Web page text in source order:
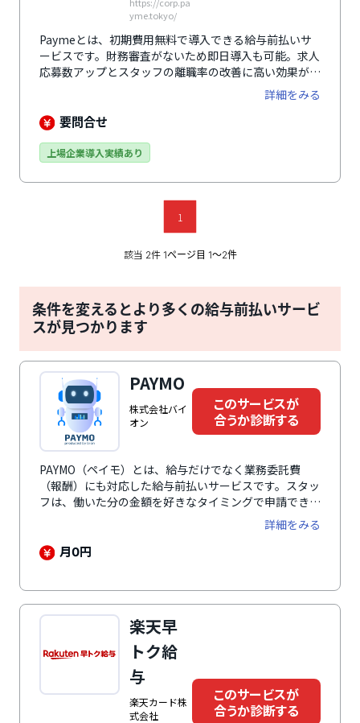
yme.tokyo/
Paymeとは、初期費用無料で導入できる給与前払いサ
ービスです。財務審査がないため即日導入も可能。求人
応募数アップとスタッフの離職率の改善に高い効果が期
待できます。プランは「立替プラン」「クレジットカー
ドプラン」「デポジットプラン」の3つ。セブン銀行口
座を使用する「デポジットプラン」であれば365日24時
ステムや給与計算システムなどと連携することで、導入
ンツーマンによる充実したフォロー体制で導入をサポー
詳細をみる
要問合せ
上場企業導入実績あり
1
該当 2件 1ページ目 1〜2件
条件を変えるとより多くの給与前払いサービ
スが見つかります
PAYMO
株式会社バイ
オン
このサービスが
合うか診断する
PAYMO（ペイモ）とは、給与だけでなく業務委託費
（報酬）にも対応した給与前払いサービスです。スタッ
フは、働いた分の金額を好きなタイミングで申請でき、
24時間365日ほぼリアルタイムで口座に入金されます。
導入にあたって初期費用・月額費用など企業負担は一切
ありません。さらに、立替払いと直接払いのどちらにも
詳細をみる
月0円
楽天早
トク給
与
楽天カード株
式会社
このサービスが
合うか診断する